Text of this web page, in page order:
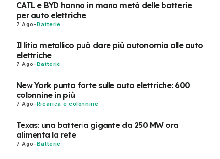
CATL e BYD hanno in mano metà delle batterie
per auto elettriche
7 Ago-Batterie
Il litio metallico può dare più autonomia alle auto
elettriche
7 Ago-Batterie
New York punta forte sulle auto elettriche: 600
colonnine in più
7 Ago-Ricarica e colonnine
Texas: una batteria gigante da 250 MW ora
alimenta la rete
7 Ago-Batterie